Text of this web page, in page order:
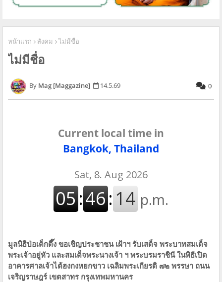
หน้าแรก สังคม ไม่มีชื่อ
ไม่มีชื่อ
Mag [Maggazine] 14.5.69 0
Current local time in
Bangkok, Thailand
มูลนิธิป่อเต็กตึ๊ง ขอเชิญประชาชน เฝ้าฯ รับเสด็จ พระบาทสมเด็จ
พระเจ้าอยู่หัว และสมเด็จพระนางเจ้า ฯ พระบรมราชินี ในพิธีเปิด
อาคารศาลเจ้าไต้ฮงกงหยกขาว เฉลิมพระเกียรติ ๗๒ พรรษา ถนน
เจริญราษฎร์ เขตสาทร กรุงเทพมหานคร